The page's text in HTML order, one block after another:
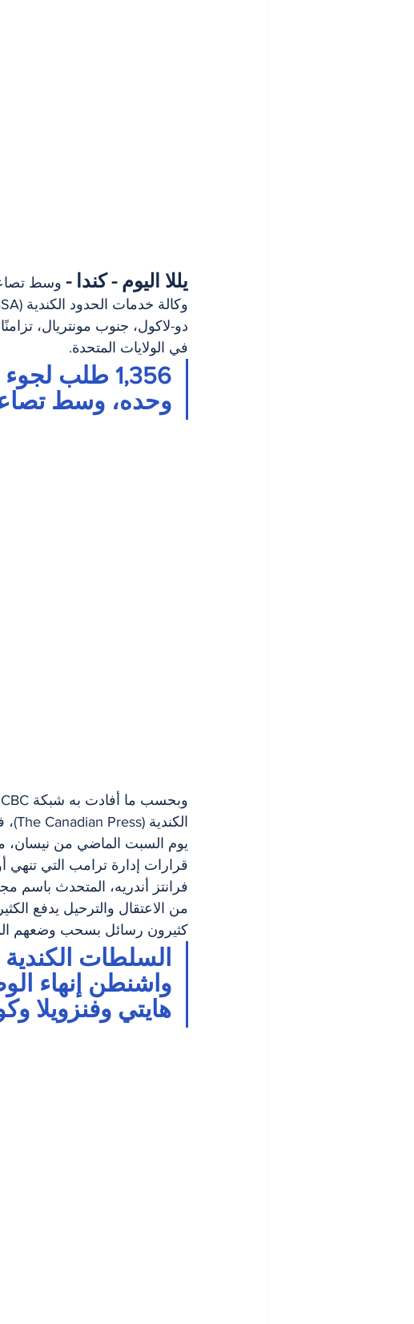
يللا اليوم - كندا - وسط
دو-لاكول، جنوب مونتريال،
في الولايات المتحدة.
1,356 طلب
وحده، وسط
يوم السبت الماضي من نيسان،
قرارات إدارة ترامب التي تنهي
فرانتز أندريه، المتحدث باسم
من الاعتقال والترحيل يدفع
كثيرون رسائل بسحب وضعهم
السلطات
واشنطن إنهاء
هايتي وفنزويلا